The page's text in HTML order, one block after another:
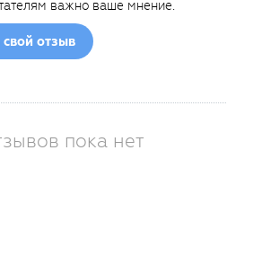
важно ваше мнение.
отзыв
пока нет